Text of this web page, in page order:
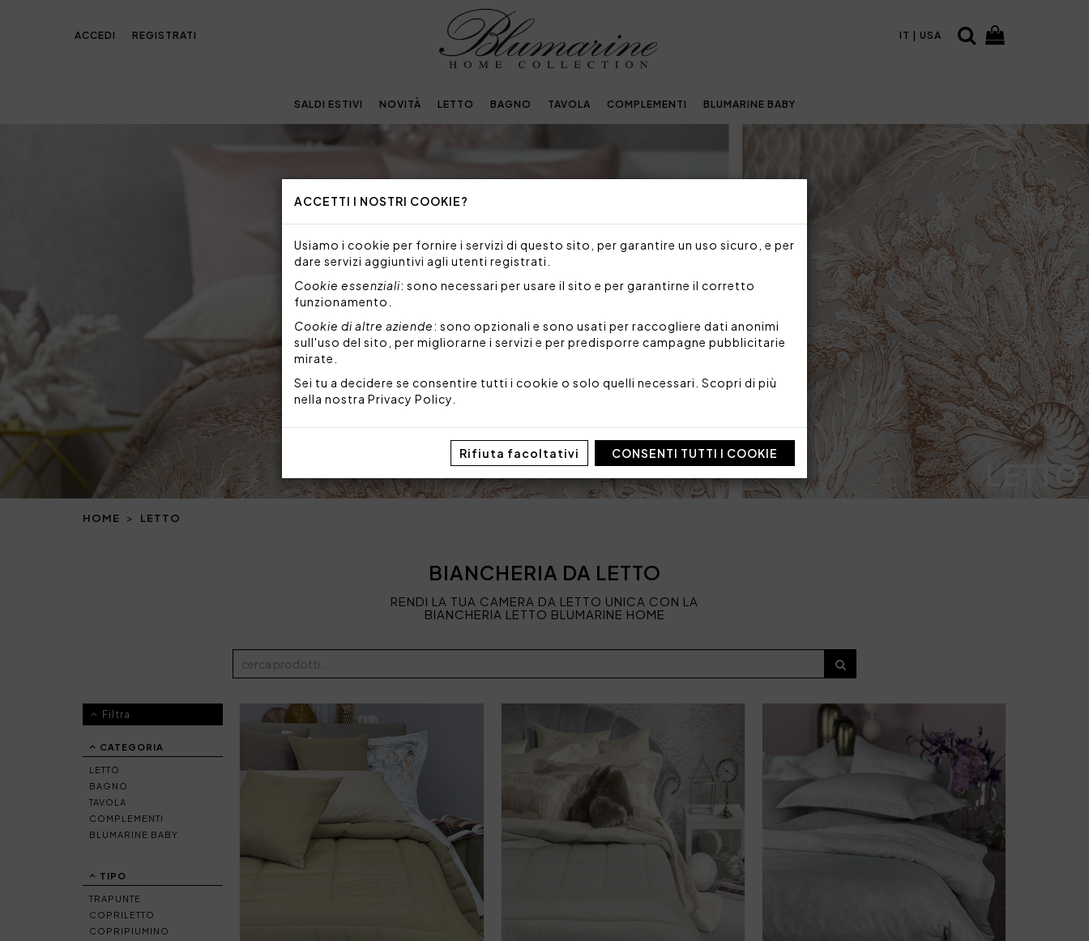
ACCETTI I NOSTRI COOKIE?
Usiamo i cookie per fornire i servizi di questo sito, per garantire un uso sicuro, e per
dare servizi aggiuntivi agli utenti registrati.
Cookie essenziali: sono necessari per usare il sito e per garantirne il corretto
funzionamento.
Cookie di altre aziende: sono opzionali e sono usati per raccogliere dati anonimi
sull'uso del sito, per migliorarne i servizi e per predisporre campagne pubblicitarie
mirate.
Sei tu a decidere se consentire tutti i cookie o solo quelli necessari. Scopri di più
nella nostra Privacy Policy
Rifiuta facoltativi CONSENTI TUTTI I COOKIE
ACCEDI REGISTRATI IT | USA
SALDI ESTIVI NOVITÀ LETTO BAGNO TAVOLA COMPLEMENTI BLUMARINE BABY
LETTO
HOME LETTO
BIANCHERIA DA LETTO
RENDI LA TUA CAMERA DA LETTO UNICA CON LA
BIANCHERIA LETTO BLUMARINE HOME
Filtra
CATEGORIA
LETTO
BAGNO
TAVOLA
COMPLEMENTI
BLUMARINE BABY
TIPO
TRAPUNTE
COPRILETTO
COPRIPIUMINO